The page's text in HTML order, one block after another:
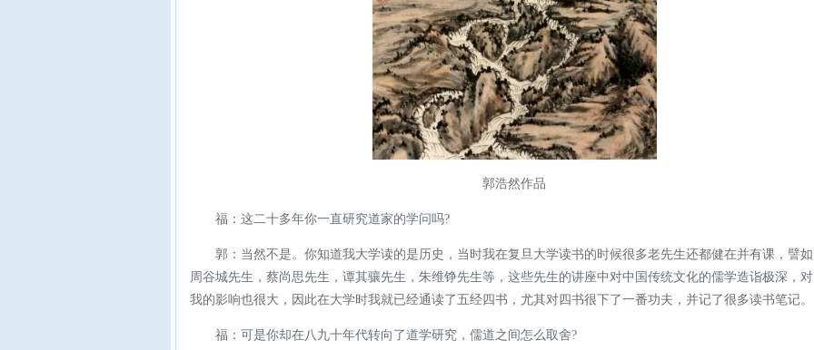
郭浩然作品
福：这二十多年你一直研究道家的学问吗?
郭：当然不是。你知道我大学读的是历史，当时我在复旦大学读书的时候很多老先生还都健在并有课，譬如
周谷城先生，蔡尚思先生，谭其骧先生，朱维铮先生等，这些先生的讲座中对中国传统文化的儒学造诣极深，对
我的影响也很大，因此在大学时我就已经通读了五经四书，尤其对四书很下了一番功夫，并记了很多读书笔记。
福：可是你却在八九十年代转向了道学研究，儒道之间怎么取舍?